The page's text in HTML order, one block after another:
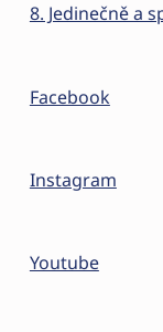
8. Jedinečně a
Facebook
Instagram
Youtube